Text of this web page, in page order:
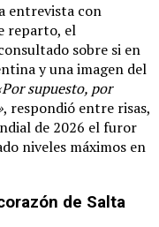
entrevista con
reparto, el
sobre si en
y una imagen del
supuesto, por
, respondió entre risas,
de 2026 el furor
niveles máximos en
de Salta